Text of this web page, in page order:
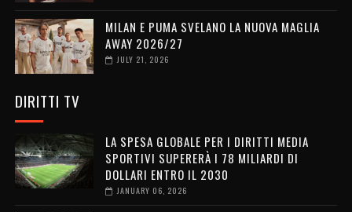
MILAN E PUMA SVELANO LA NUOVA MAGLIA
AWAY 2026/27
JULY 21, 2026
DIRITTI TV
LA SPESA GLOBALE PER I DIRITTI MEDIA
SPORTIVI SUPERERÀ I 78 MILIARDI DI
DOLLARI ENTRO IL 2030
JANUARY 06, 2026